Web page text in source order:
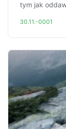
tym jak
30.11.-0001